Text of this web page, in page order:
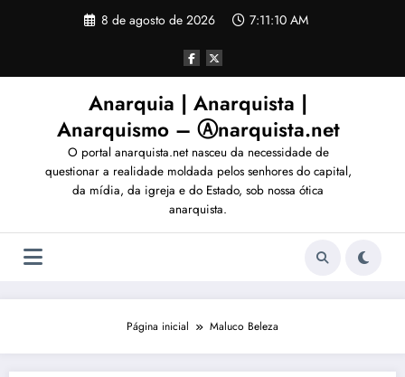
8 de agosto de 2026 7:11:13 AM
Anarquia | Anarquista |
Anarquismo – Ⓐnarquista.net
O portal anarquista.net nasceu da necessidade de
questionar a realidade moldada pelos senhores do capital,
da mídia, da igreja e do Estado, sob nossa ótica
anarquista.
Página inicial Maluco Beleza